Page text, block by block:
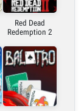
Red Dead
Redemption 2